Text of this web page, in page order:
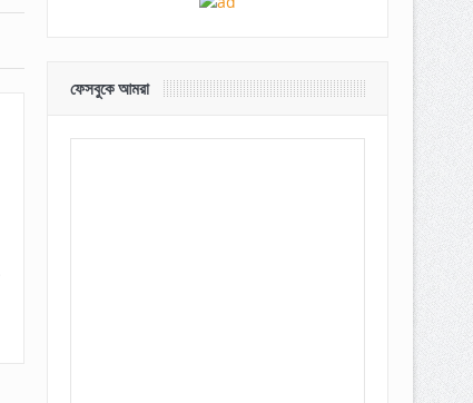
ফেসবুকে আমরা